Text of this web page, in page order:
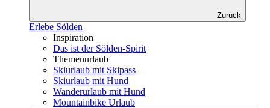
Zurück
Erlebe Sölden
Inspiration
Das ist der Sölden-Spirit
Themenurlaub
Skiurlaub mit Skipass
Skiurlaub mit Hund
Wanderurlaub mit Hund
Mountainbike Urlaub